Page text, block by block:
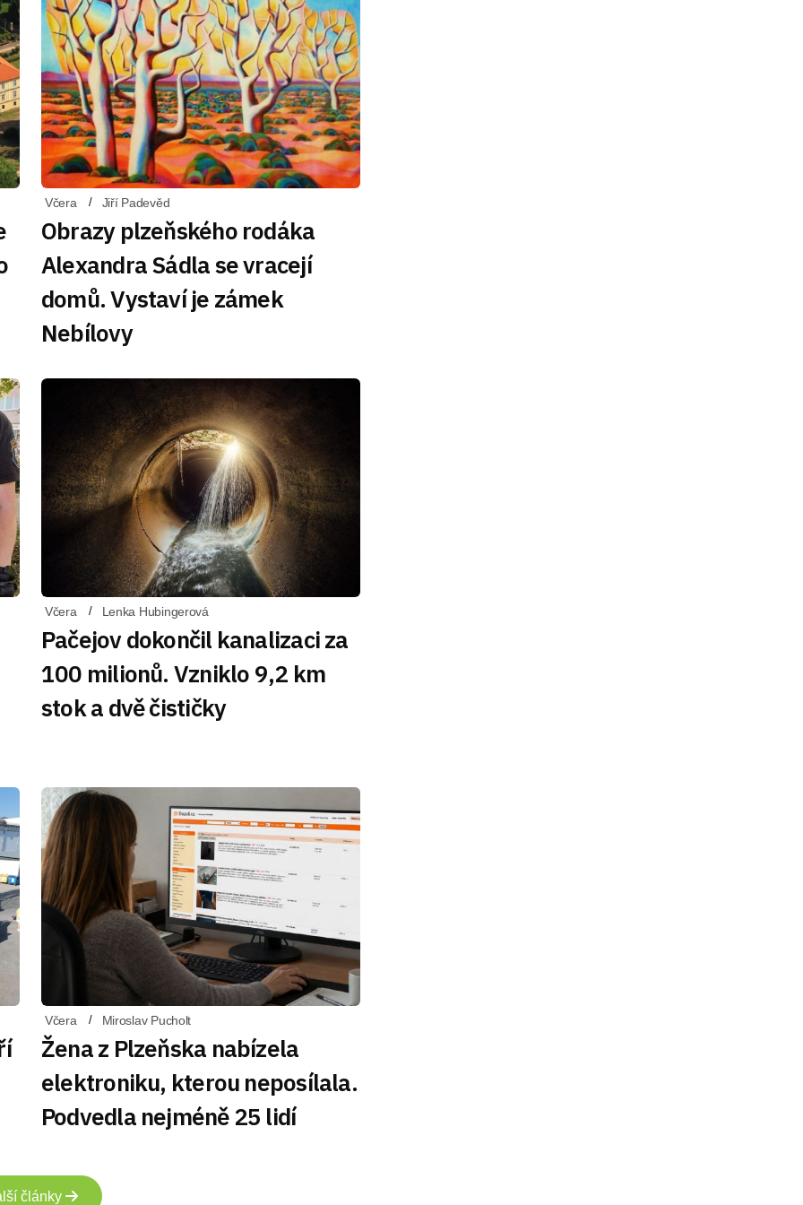
Včera Jiří Padevěd
Obrazy plzeňského rodáka
Alexandra Sádla se vracejí
domů. Vystaví je zámek
Nebílovy
Včera Lenka Hubingerová
Pačejov dokončil kanalizaci za
100 milionů. Vzniklo 9,2 km
stok a dvě čističky
Včera Miroslav Pucholt
Žena z Plzeňska nabízela
elektroniku, kterou neposílala.
Podvedla nejméně 25 lidí
články